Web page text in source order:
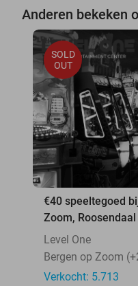
Anderen bekeken
SOLD
OUT
€40 speeltegoed
Zoom,
Level One
Bergen op Zoom
Verkocht: 5.713